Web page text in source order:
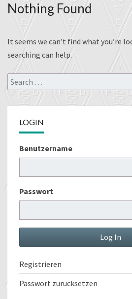
Nothing
Found
Nothing Found
It seems we can’t find what you’re
searching can help.
Search
for:
LOGIN
Benutzername
Passwort
Registrieren
Passwort zurücksetzen